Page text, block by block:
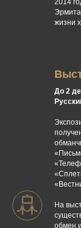
2014
жизни
До 2
На
обмен